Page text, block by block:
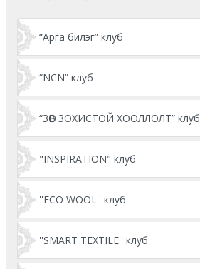
“Арга билэг” клуб
“NCN” клуб
“ЗӨВ ЗОХИСТОЙ ХООЛЛОЛТ” клуб
"INSPIRATION" клуб
''ECO WOOL'' клуб
''SMART TEXTILE'' клуб